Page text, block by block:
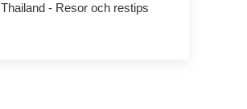
Thailand - Resor och restips